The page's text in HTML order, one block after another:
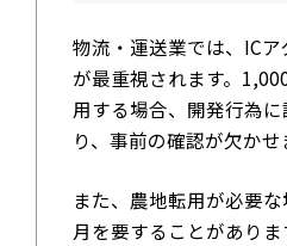
物流・運送業では、IC
が最重視されます。
用する場合、開発行為
り、事前の確認が欠かせ
また、農地転用が必要
月を要することがあり